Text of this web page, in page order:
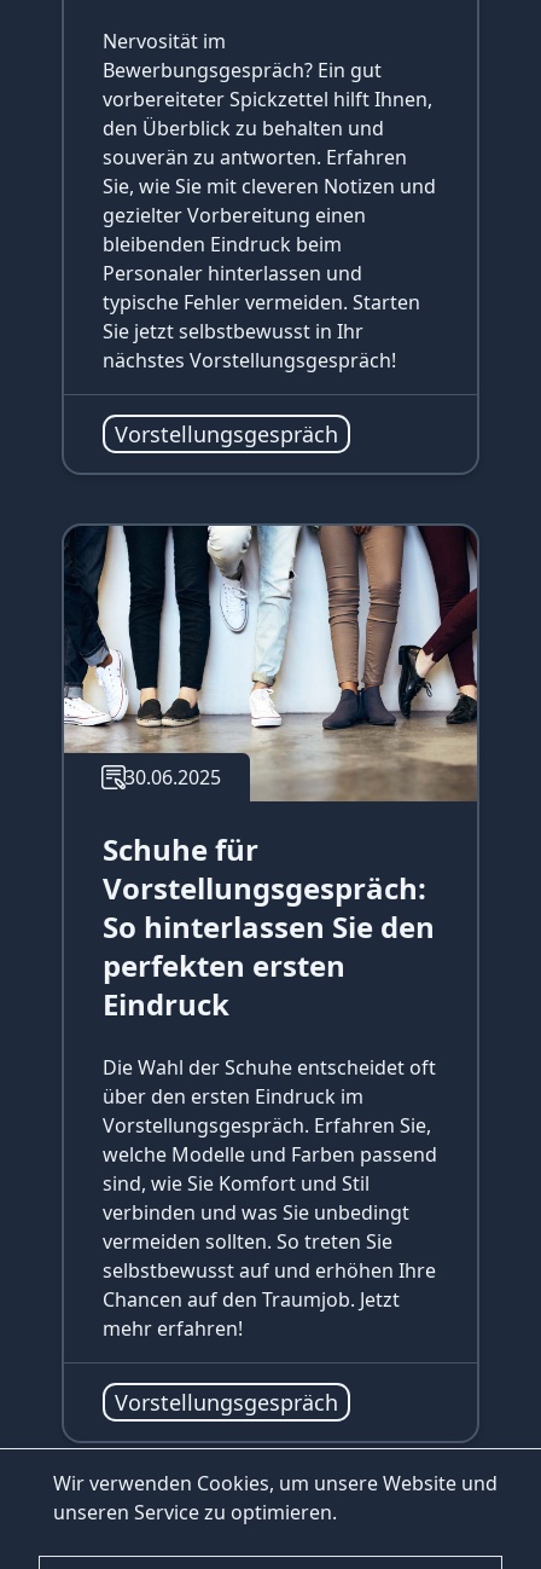
Wir verwenden Cookies, um unsere Website und
unseren Service zu optimieren.
Nervosität im
Bewerbungsgespräch? Ein gut
vorbereiteter Spickzettel hilft Ihnen,
den Überblick zu behalten und
souverän zu antworten. Erfahren
Sie, wie Sie mit cleveren Notizen und
gezielter Vorbereitung einen
bleibenden Eindruck beim
Personaler hinterlassen und
typische Fehler vermeiden. Starten
Sie jetzt selbstbewusst in Ihr
nächstes Vorstellungsgespräch!
Vorstellungsgespräch
30.06.2025
Schuhe für
Vorstellungsgespräch:
So hinterlassen Sie den
perfekten ersten
Eindruck
Die Wahl der Schuhe entscheidet oft
über den ersten Eindruck im
Vorstellungsgespräch. Erfahren Sie,
welche Modelle und Farben passend
sind, wie Sie Komfort und Stil
verbinden und was Sie unbedingt
vermeiden sollten. So treten Sie
selbstbewusst auf und erhöhen Ihre
Chancen auf den Traumjob. Jetzt
mehr erfahren!
Vorstellungsgespräch
zum Blog